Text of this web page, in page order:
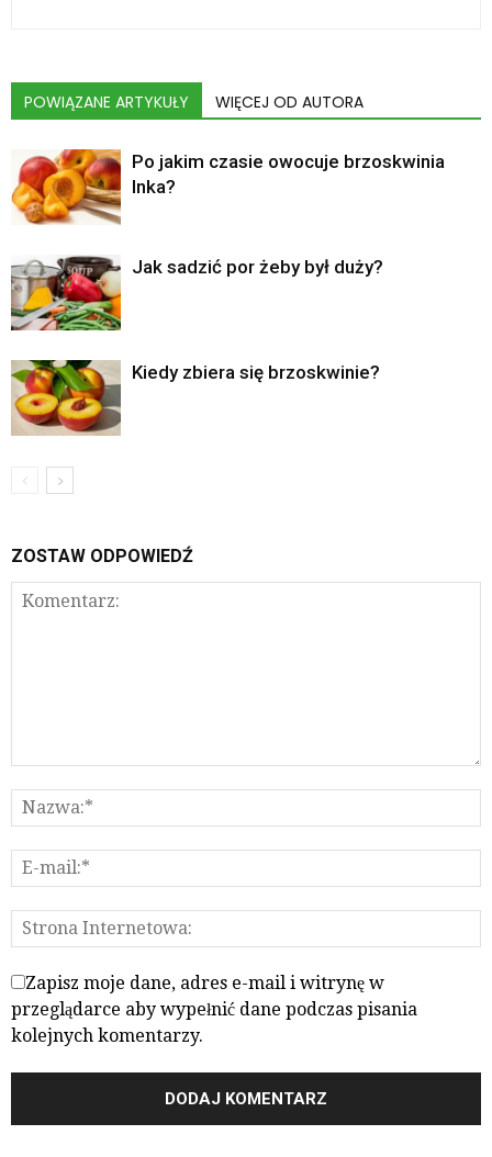
POWIĄZANE ARTYKUŁY WIĘCEJ OD AUTORA
Po jakim czasie owocuje brzoskwinia
Inka?
Jak sadzić por żeby był duży?
Kiedy zbiera się brzoskwinie?
ZOSTAW ODPOWIEDŹ
Zapisz moje dane, adres e-mail i witrynę w
przeglądarce aby wypełnić dane podczas pisania
kolejnych komentarzy.